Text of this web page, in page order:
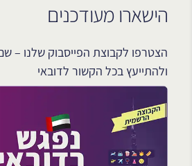
הישארו מעודכנים
הצטרפו לקבוצת הפייסבוק שלנו –
ולהתייעץ בכל הקשור לדובאי